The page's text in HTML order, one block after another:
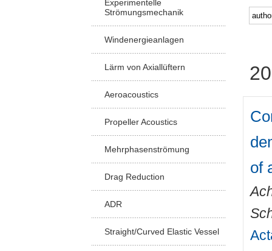
Experimentelle
Strömungsmechanik
Windenergieanlagen
Lärm von Axiallüftern
Aeroacoustics
Propeller Acoustics
Mehrphasenströmung
Drag Reduction
ADR
Straight/Curved Elastic Vessel
of